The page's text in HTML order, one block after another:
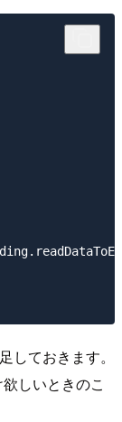
しておきます。
しいときのこ